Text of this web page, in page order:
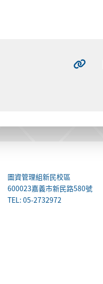
圖資管理組新民校區
600023嘉義市新民路580號
TEL: 05-2732972